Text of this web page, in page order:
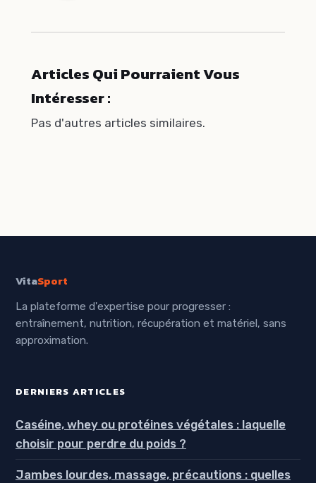
Articles Qui Pourraient Vous
Intéresser :
Pas d'autres articles similaires.
VitaSport
La plateforme d'expertise pour progresser :
entraînement, nutrition, récupération et matériel, sans
approximation.
DERNIERS ARTICLES
Caséine, whey ou protéines végétales : laquelle
choisir pour perdre du poids ?
Jambes lourdes, massage, précautions : quelles